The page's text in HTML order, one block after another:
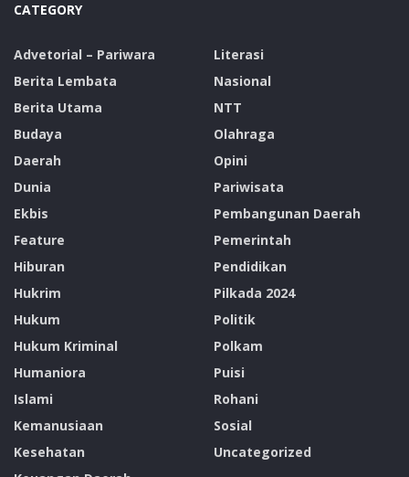
CATEGORY
Advetorial – Pariwara
Berita Lembata
Berita Utama
Budaya
Daerah
Dunia
Ekbis
Feature
Hiburan
Hukrim
Hukum
Hukum Kriminal
Humaniora
Islami
Kemanusiaan
Kesehatan
Literasi
Nasional
NTT
Olahraga
Opini
Pariwisata
Pembangunan Daerah
Pemerintah
Pendidikan
Pilkada 2024
Politik
Polkam
Puisi
Rohani
Sosial
Uncategorized